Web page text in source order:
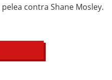
contra Shane Mosley.